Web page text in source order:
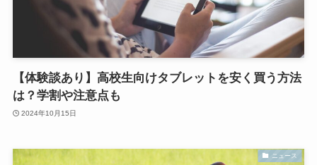
【体験談あり】高校生向けタブレットを安く買う方法
は？学割や注意点も
2024年10月15日
ニュース